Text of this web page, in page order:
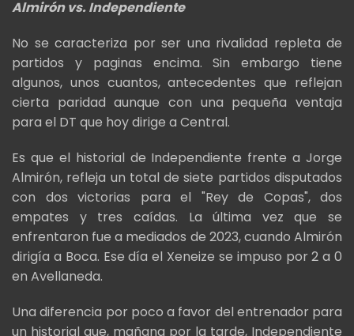
Almirón vs. Independiente
No se caracteriza por ser una rivalidad repleta de
partidos y paginas encima. Sin embargo tiene
algunos, unos cuantos, antecedentes que reflejan
cierta paridad aunque con una pequeña ventaja
para el DT que hoy dirige a Central.
Es que el historial de Independiente frente a Jorge
Almirón, refleja un total de siete partidos disputados
con dos victorias para el "Rey de Copas", dos
empates y tres caídas. La última vez que se
enfrentaron fue a mediados de 2023, cuando Almirón
dirigía a Boca. Ese día el Xeneize se impuso por 2 a 0
en Avellaneda.
Una diferencia por poco a favor del entrenador para
un historial que, mañana por la tarde, Independiente